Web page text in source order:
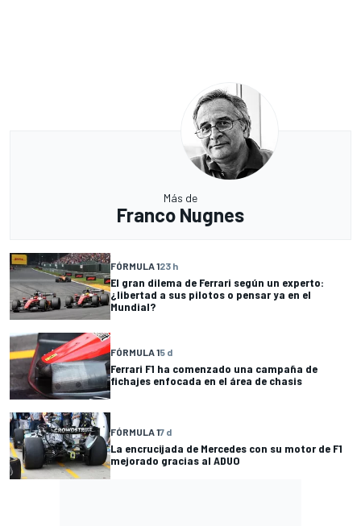
Más de
Franco Nugnes
FÓRMULA 123 h
El gran dilema de Ferrari según un experto:
¿libertad a sus pilotos o pensar ya en el
Mundial?
FÓRMULA 15 d
Ferrari F1 ha comenzado una campaña de
fichajes enfocada en el área de chasis
FÓRMULA 17 d
La encrucijada de Mercedes con su motor de F1
mejorado gracias al ADUO